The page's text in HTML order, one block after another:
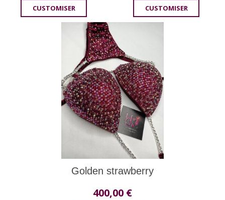
CUSTOMISER CUSTOMISER
Golden strawberry
400,00 €